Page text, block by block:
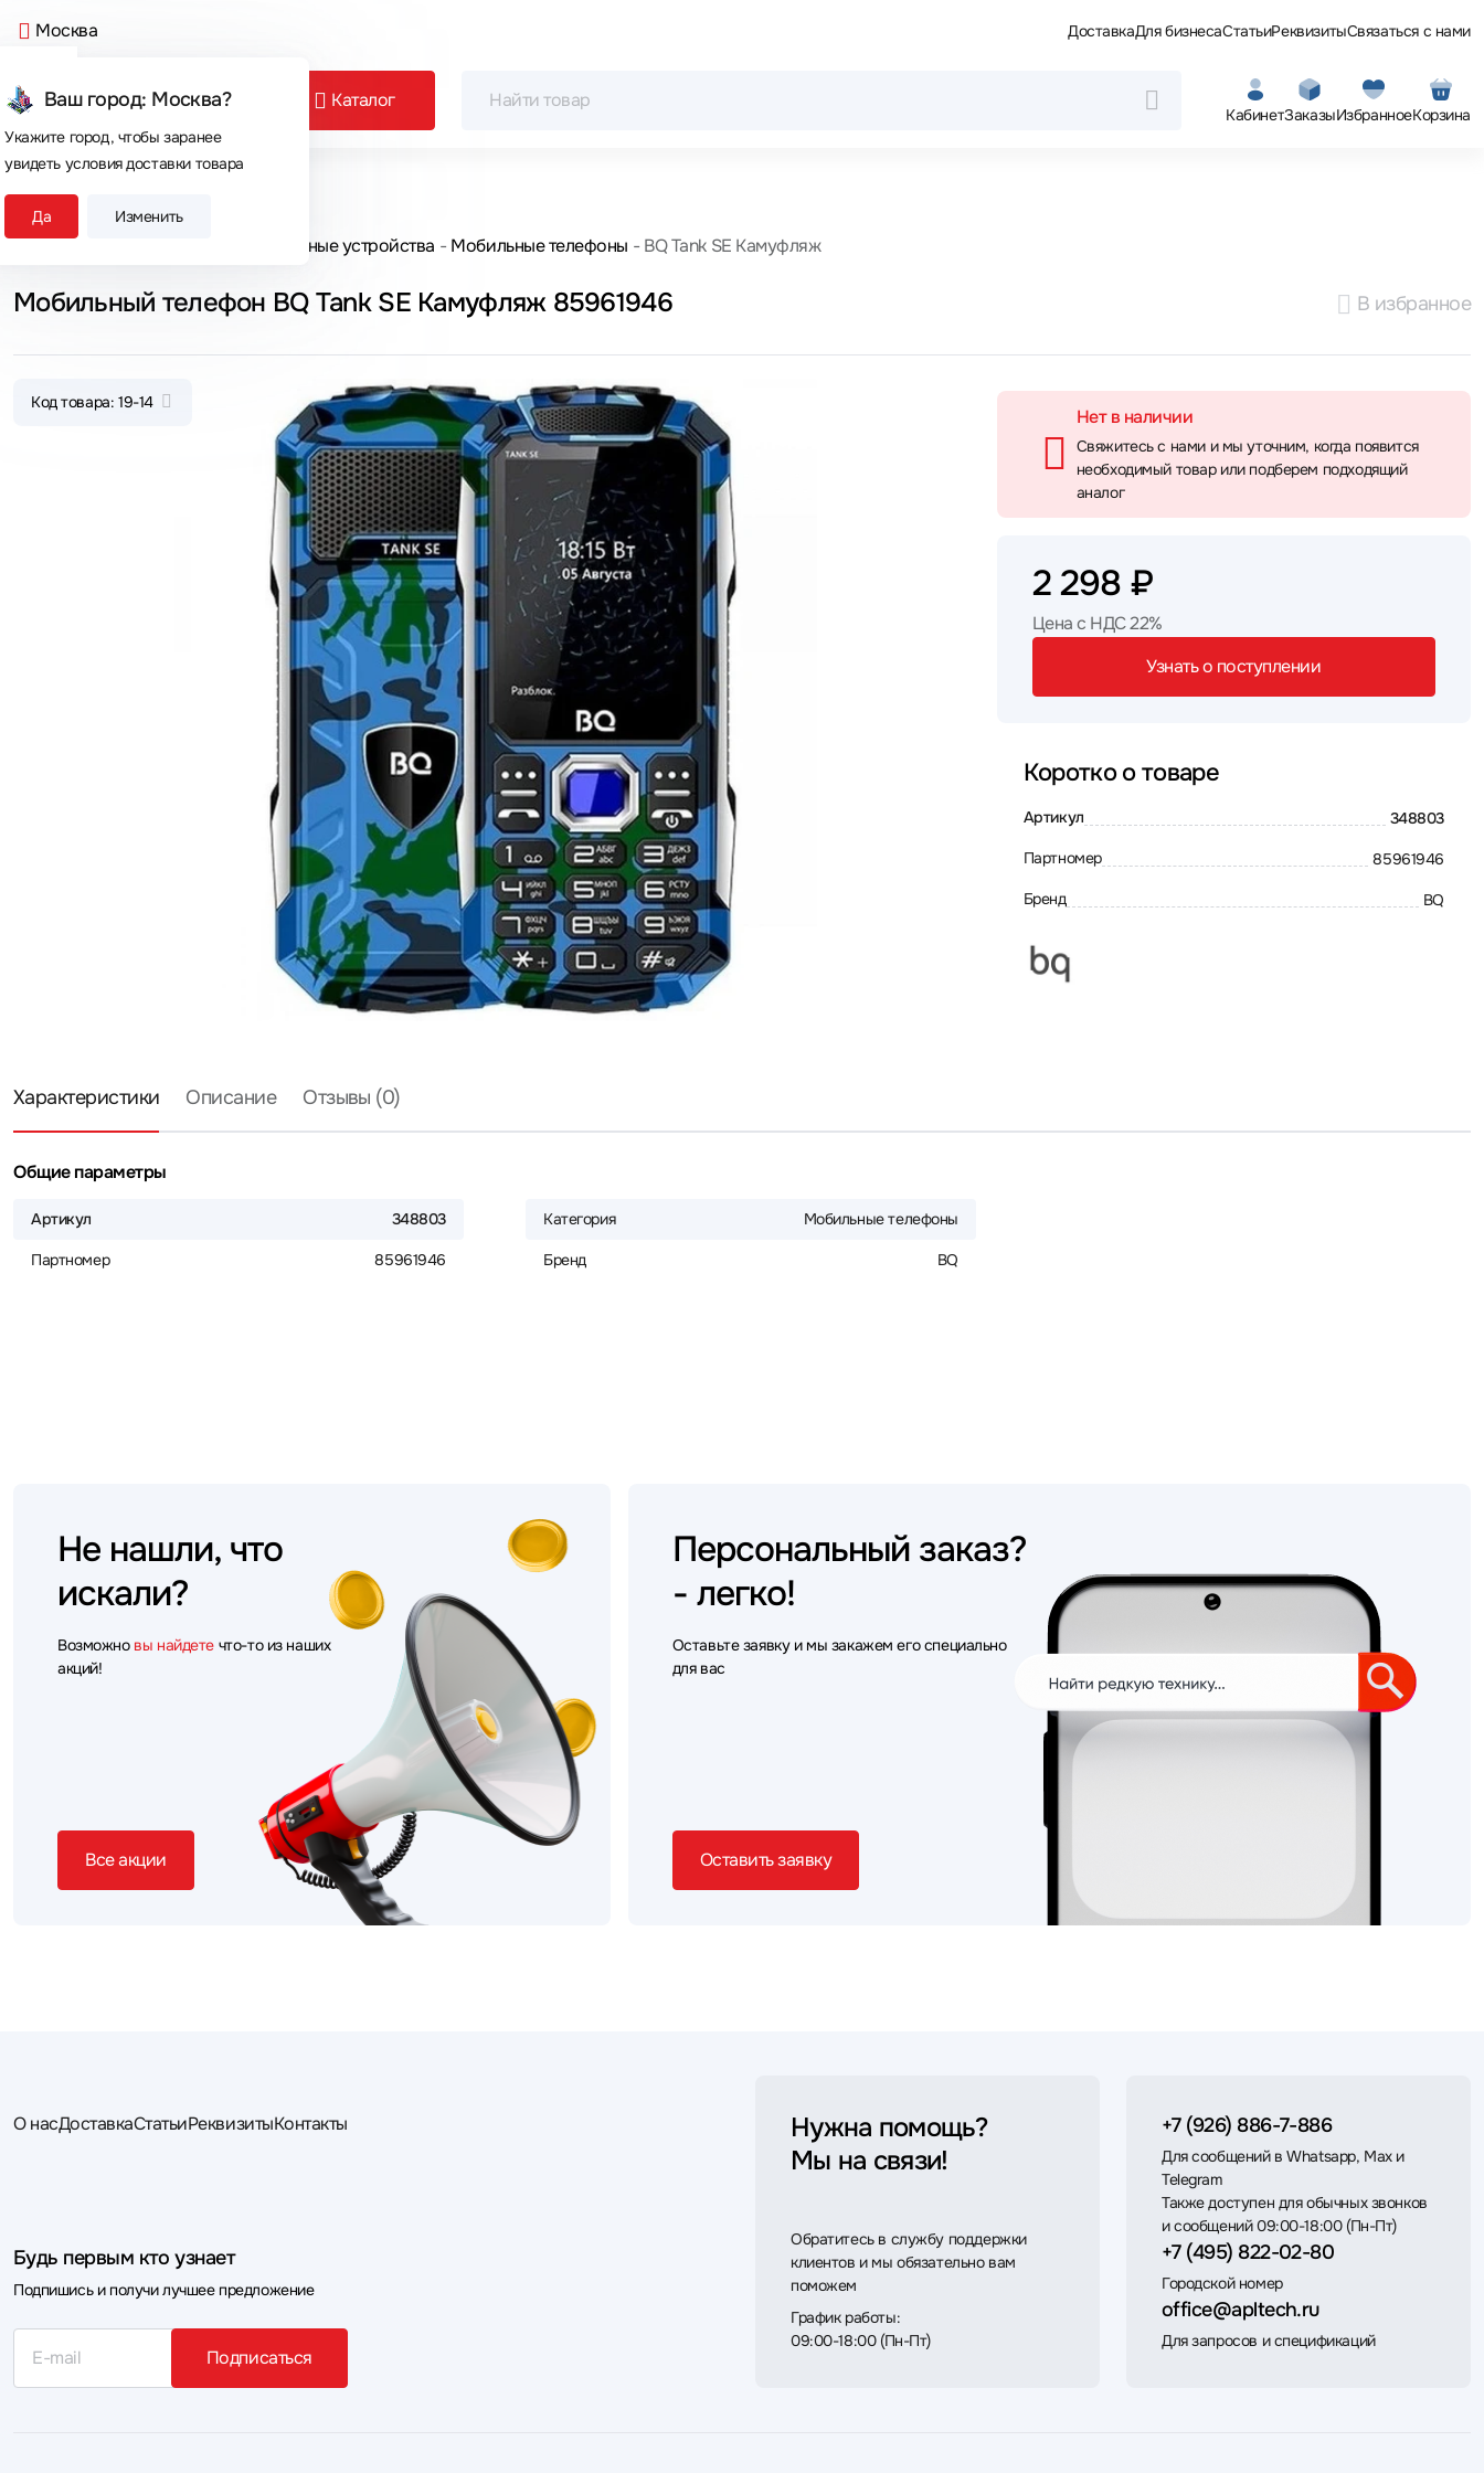
Москва
Ваш город: Москва?
Укажите город, чтобы заранее
увидеть условия доставки товара
Да Изменить
ДоставкаДля бизнесаСтатьиРеквизитыСвязаться с нами
Каталог
КабинетЗаказыИзбранноеКорзина
Сегодня покупают
Главная Мобильные устройства Мобильные телефоны BQ Tank SE Камуфляж
Мобильный телефон BQ Tank SE Камуфляж 85961946 В избранное
Код товара: 19-14
Нет в наличии
Свяжитесь с нами и мы уточним, когда появится
необходимый товар или подберем подходящий
аналог
2 298 ₽
Цена с НДС 22%
Узнать о поступлении
Коротко о товаре
Артикул 348803
Партномер 85961946
Бренд BQ
Характеристики Описание Отзывы (0)
Общие параметры
Артикул 348803
Партномер 85961946
Категория Мобильные телефоны
Бренд BQ
Не нашли, что
искали?
Возможно вы найдете что-то из наших
акций!
Все акции
Персональный заказ?
- легко!
Оставьте заявку и мы закажем его специально
для вас
Оставить заявку
О насДоставкаСтатьиРеквизитыКонтакты
Будь первым кто узнает
Подпишись и получи лучшее предложение
Подписаться
Нужна помощь?
Мы на связи!
Обратитесь в службу поддержки
клиентов и мы обязательно вам
поможем
График работы:
09:00-18:00 (Пн-Пт)
+7 (926) 886-7-886
Для сообщений в Whatsapp, Max и
Telegram
Также доступен для обычных звонков
и сообщений 09:00-18:00 (Пн-Пт)
+7 (495) 822-02-80
Городской номер
office@apltech.ru
Для запросов и спецификаций